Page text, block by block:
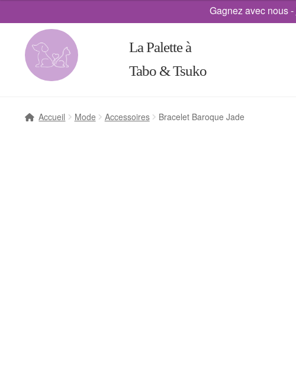
Gagnez avec nous -
La Palette à
Tabo & Tsuko
Accueil Mode Accessoires Bracelet Baroque Jade